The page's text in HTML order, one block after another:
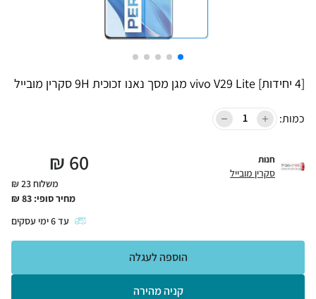
[4 יחידות] vivo V29 Lite מגן מסך נאנו זכוכית 9H סקרין מובייל
כמות:
חנות
סקרין מובייל 60
₪
משלוח 23 ₪
מחיר סופי: 83
₪
עד6ימי עסקים
קניה מהירה
הוספה לעגלה